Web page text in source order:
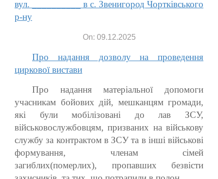
вул. __________ в с. Звенигород Чортківського
р-ну
On: 09.12.2025
Про надання дозволу на проведення
циркової вистави
Про надання матеріальної допомоги
учасникам бойових дій, мешканцям громади,
які були мобілізовані до лав ЗСУ,
військовослужбовцям, призваних на військову
службу за контрактом в ЗСУ та в інші військові
формування, членам сімей
загиблих(померлих), пропавших безвісти